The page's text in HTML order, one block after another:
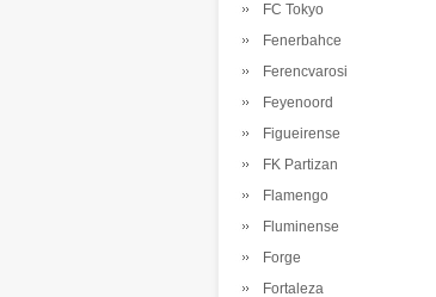
FC Tokyo
Fenerbahce
Ferencvarosi
Feyenoord
Figueirense
FK Partizan
Flamengo
Fluminense
Forge
Fortaleza